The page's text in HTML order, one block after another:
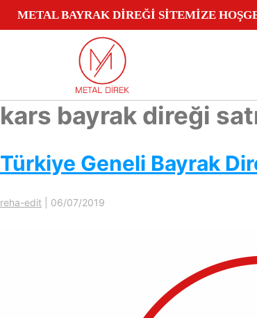
METAL BAYRAK DİREĞİ SİTEMİZE
kars bayrak direği
Türkiye Geneli Bayrak
reha-edit 06/07/2019